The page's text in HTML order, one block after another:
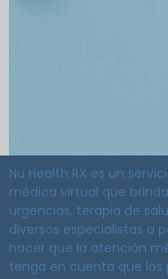
Nu Health RX es un
médica virtual que
urgencias, terapia de
diversos especialistas a
hacer que la atención
tenga en cuenta que los